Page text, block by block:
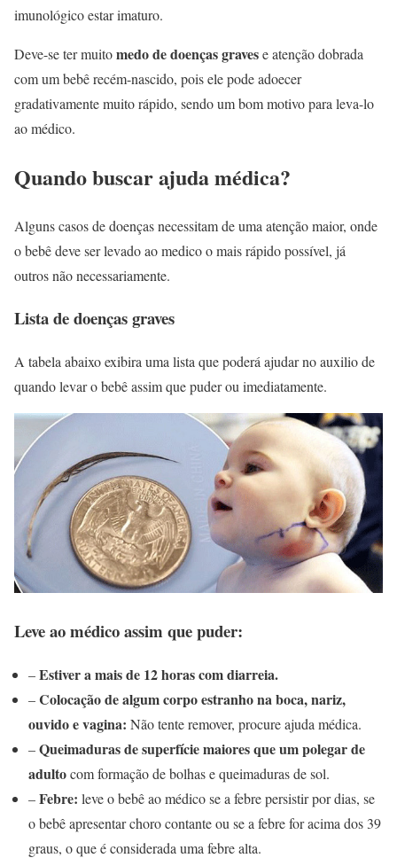
imunológico estar imaturo.
Deve-se ter muitomedo de doenças gravese atenção dobrada
com um bebê recém-nascido, pois ele pode adoecer
gradativamente muito rápido, sendo um bom motivo para leva-lo
ao médico.
Quando buscar ajuda médica?
Alguns casos de doenças necessitam de uma atenção maior, onde
o bebê deve ser levado ao medico o mais rápido possível, já
outros não necessariamente.
Lista de doenças graves
A tabela abaixo exibira uma lista que poderá ajudar no auxilio de
quando levar o bebê assim que puder ou imediatamente.
Leve ao médico assim que puder:
–Estiver a mais de 12 horas com diarreia.
–Colocação de algum corpo estranho na boca, nariz,
ouvido e vagina: Não tente remover, procure ajuda médica.
–Queimaduras de superfície maiores que um polegar de
adultocom formação de bolhas e queimaduras de sol.
–Febre: leve o bebê ao médico se a febre persistir por dias, se
o bebê apresentar choro contante ou se a febre for acima dos 39
graus, o que é considerada uma febre alta.